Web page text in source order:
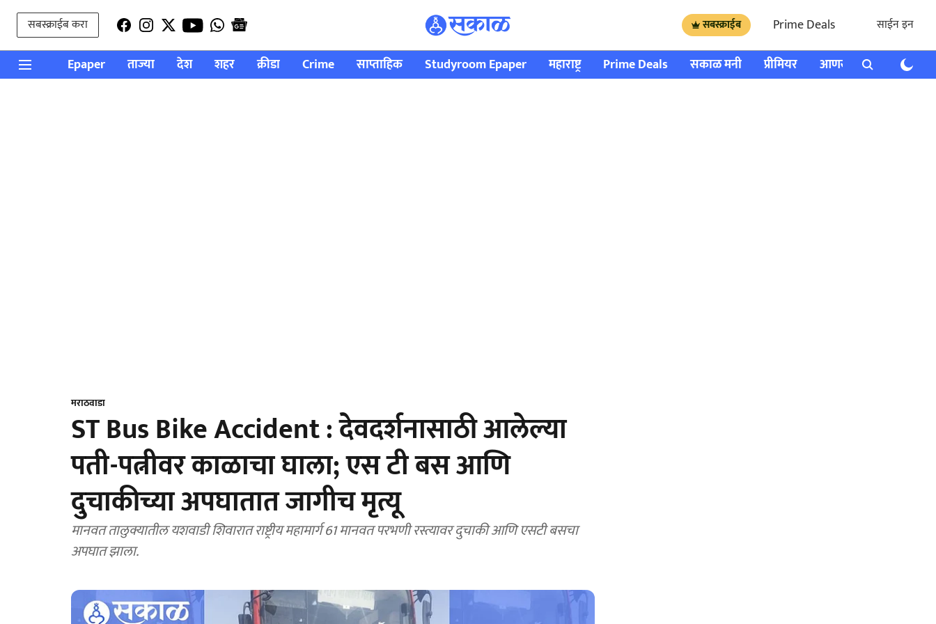
सबस्क्राईब करा सबस्क्राईब Prime Deals साईन इन
Epaper ताज्या देश शहर क्रीडा Crime साप्ताहिक Studyroom Epaper महाराष्ट्र Prime Deals सकाळ मनी प्रीमियर आणखी राशी भविष्य
मराठवाडा
ST Bus Bike Accident : देवदर्शनासाठी आलेल्या
पती-पत्नीवर काळाचा घाला; एस टी बस आणि
दुचाकीच्या अपघातात जागीच मृत्यू
मानवत तालुक्यातील यशवाडी शिवारात राष्ट्रीय महामार्ग 61 मानवत परभणी रस्त्यावर दुचाकी आणि एसटी बसचा
अपघात झाला.